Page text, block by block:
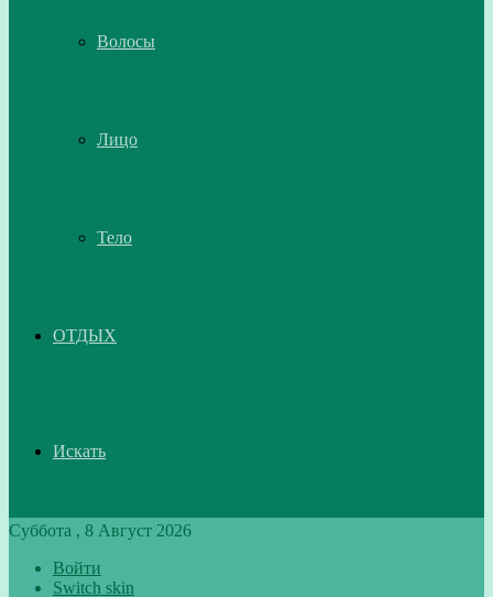
Волосы
Лицо
Тело
ОТДЫХ
Искать
Суббота , 8 Август 2026
Войти
Switch skin